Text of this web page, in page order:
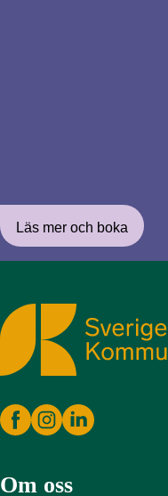
Läs mer och boka
Sveriges Kommunikatörer
Om oss